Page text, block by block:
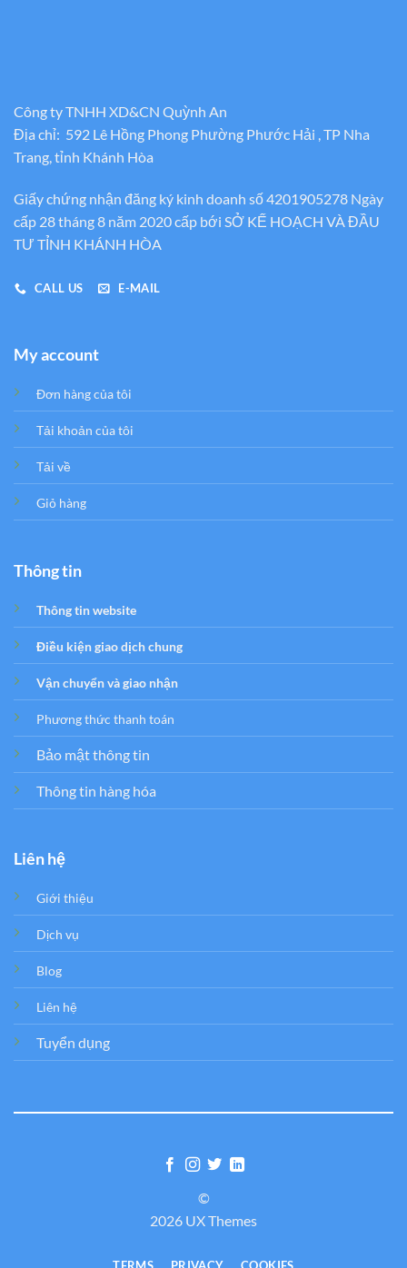
Công ty TNHH XD&CN Quỳnh An
Địa chỉ: 592 Lê Hồng Phong Phường Phước Hải , TP Nha
Trang, tỉnh Khánh Hòa
Giấy chứng nhận đăng ký kinh doanh số 4201905278 Ngày
cấp 28 tháng 8 năm 2020 cấp bới SỞ KẾ HOẠCH VÀ ĐẦU
TƯ TỈNH KHÁNH HÒA
CALL US E-MAIL
My account
Đơn hàng của tôi
Tải khoản của tôi
Tải về
Giỏ hàng
Thông tin
Thông tin website
Điều kiện giao dịch chung
Vận chuyển và giao nhận
Phương thức thanh toán
Bảo mật thông tin
Thông tin hàng hóa
Liên hệ
Giới thiệu
Dịch vụ
Blog
Liên hệ
Tuyển dụng
©
2026 UX Themes